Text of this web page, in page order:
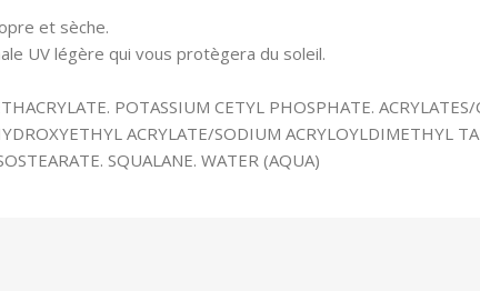
et sèche.
UV légère qui vous protègera du soleil.
POTASSIUM CETYL PHOSPHATE.
ACRYLATE/SODIUM ACRYLOYLDIMETHYL
SQUALANE. WATER (AQUA)